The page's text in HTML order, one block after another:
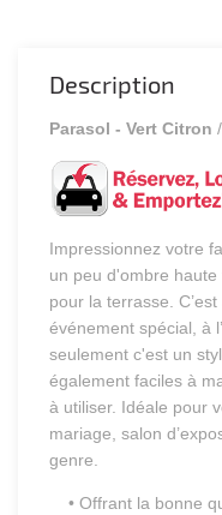
Description
Parasol - Vert Citron
Impressionnez votre
un peu d'ombre
pour la terrasse.
événement spécial, à
seulement c'est un
également faciles à
à utiliser. Idéale pour
mariage, salon
genre.
• Offrant la bonne